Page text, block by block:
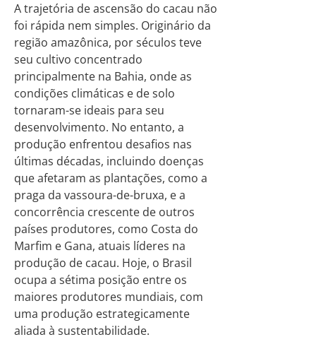
A trajetória de ascensão do cacau não
foi rápida nem simples. Originário da
região amazônica, por séculos teve
seu cultivo concentrado
principalmente na Bahia, onde as
condições climáticas e de solo
tornaram-se ideais para seu
desenvolvimento. No entanto, a
produção enfrentou desafios nas
últimas décadas, incluindo doenças
que afetaram as plantações, como a
praga da vassoura-de-bruxa, e a
concorrência crescente de outros
países produtores, como Costa do
Marfim e Gana, atuais líderes na
produção de cacau. Hoje, o Brasil
ocupa a sétima posição entre os
maiores produtores mundiais, com
uma produção estrategicamente
aliada à sustentabilidade.